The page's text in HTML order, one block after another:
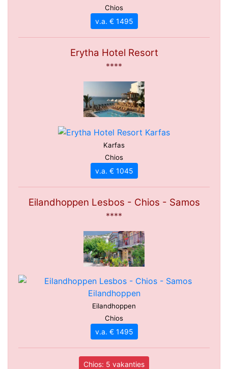
Chios
v.a. € 1495
Erytha Hotel Resort
****
Karfas
Chios
v.a. € 1045
Eilandhoppen Lesbos - Chios - Samos
****
Eilandhoppen
Chios
v.a. € 1495
Chios: 5 vakanties